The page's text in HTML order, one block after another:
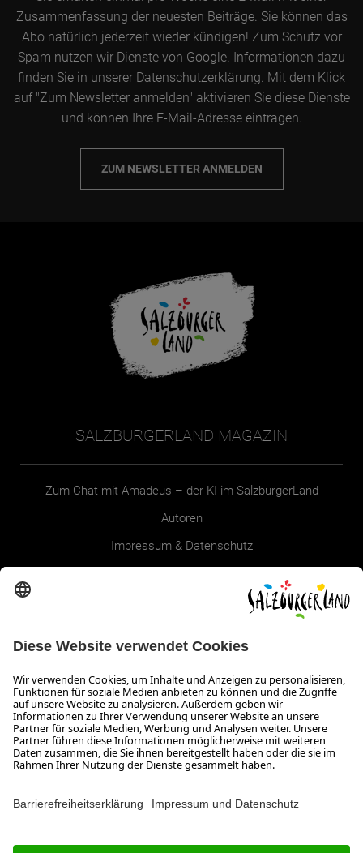
Zusammenfassung der neuesten Beiträge. Sie können das
Abo natürlich jederzeit wieder kündigen! Zum Schutz vor
Spam nutzen wir Dienste von Google. Informationen dazu
finden Sie in unserer Datenschutzerklärung. Mit dem Klick
auf "Zum Newsletter anmelden" aktivieren Sie diese Dienste
und können Ihre E-Mail-Adresse eintragen.
ZUM NEWSLETTER ANMELDEN
SALZBURGERLAND MAGAZIN
Zum Chat mit Amadeus – der KI im SalzburgerLand
Autoren
Impressum & Datenschutz
Infos zum Urlaub im SalzburgerLand
Veranstaltungen im SalzburgerLand
Aktuelle Urlaubsangebote
Newsroom
Presse